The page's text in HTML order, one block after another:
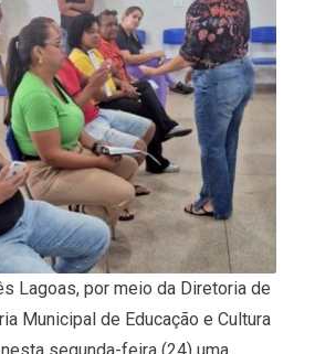
Lagoas, por meio da Diretoria de
Municipal de Educação e Cultura